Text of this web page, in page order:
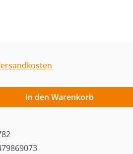
den gewünschten
In den Warenkorb